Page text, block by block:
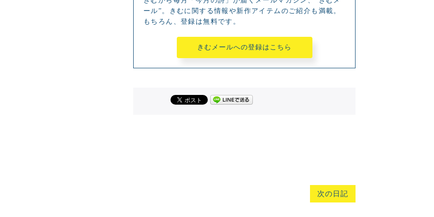
ール”。きむに関する情報や新作アイテムのご紹介も満載。
もちろん、登録は無料です。
きむメールへの登録はこちら
次の日記